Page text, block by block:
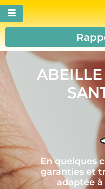
En quelques
garanties et
adaptée